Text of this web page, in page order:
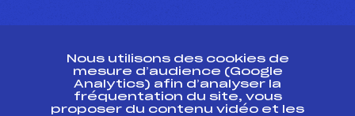
Ressources
Nous utilisons des cookies de
mesure d’audience (Google
Analytics) afin d’analyser la
fréquentation du site, vous
proposer du contenu vidéo et les